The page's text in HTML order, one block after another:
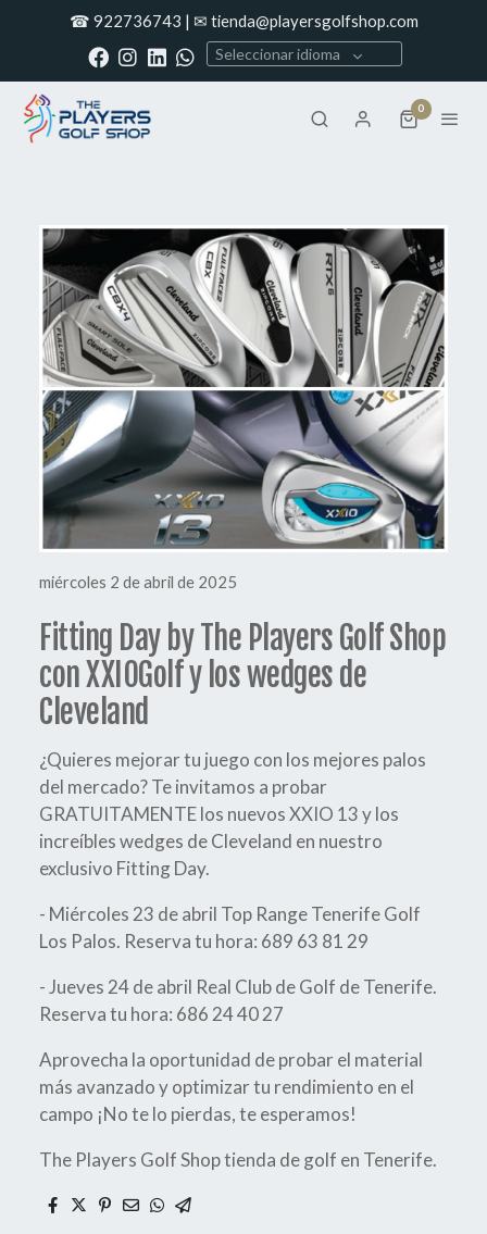
☎ 922736743 | ✉ tienda@playersgolfshop.com
Seleccionar idioma
0
miércoles 2 de abril de 2025
Fitting Day by The Players Golf Shop
con XXIOGolf y los wedges de
Cleveland
¿Quieres mejorar tu juego con los mejores palos
del mercado? Te invitamos a probar
GRATUITAMENTE los nuevos XXIO 13 y los
increíbles wedges de Cleveland en nuestro
exclusivo Fitting Day.
- Miércoles 23 de abril Top Range Tenerife Golf
Los Palos. Reserva tu hora: 689 63 81 29
- Jueves 24 de abril Real Club de Golf de Tenerife.
Reserva tu hora: 686 24 40 27
Aprovecha la oportunidad de probar el material
más avanzado y optimizar tu rendimiento en el
campo ¡No te lo pierdas, te esperamos!
The Players Golf Shop tienda de golf en Tenerife.